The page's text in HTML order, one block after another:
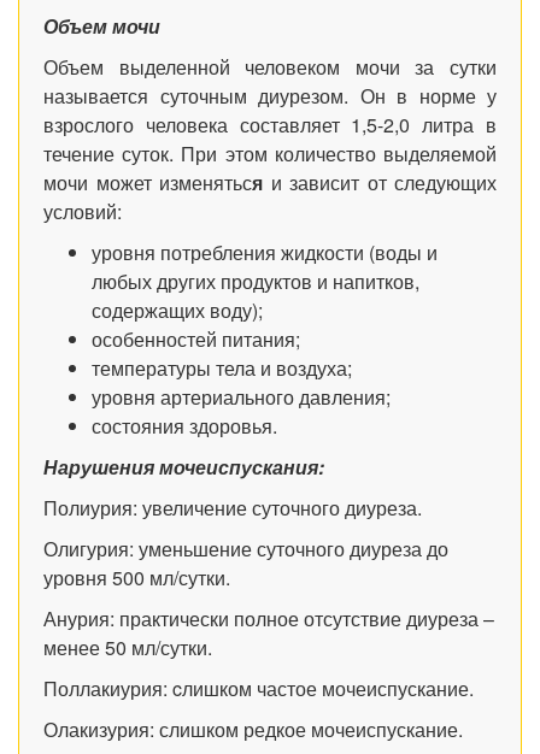
Объем мочи
Объем выделенной человеком мочи за сутки
называется суточным диурезом. Он в норме у
взрослого человека составляет 1,5-2,0 литра в
течение суток. При этом количество выделяемой
мочи может изменяться и зависит от следующих
условий:
уровня потребления жидкости (воды и
любых других продуктов и напитков,
содержащих воду);
особенностей питания;
температуры тела и воздуха;
уровня артериального давления;
состояния здоровья.
Нарушения мочеиспускания:
Полиурия: увеличение суточного диуреза.
Олигурия: уменьшение суточного диуреза до
уровня 500 мл/сутки.
Анурия: практически полное отсутствие диуреза –
менее 50 мл/сутки.
Поллакиурия: cлишком частое мочеиспускание.
Олакизурия: слишком редкое мочеиспускание.